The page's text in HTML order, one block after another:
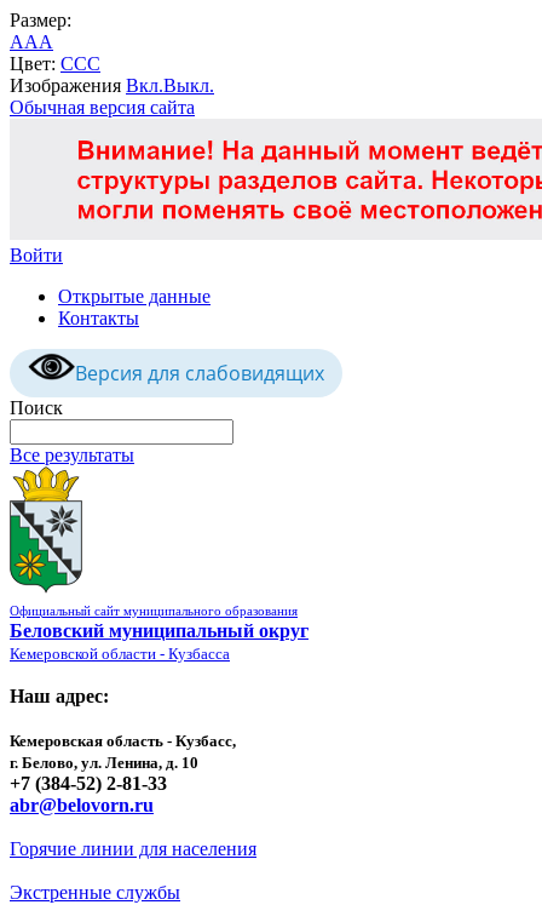
Размер:
AAA
Цвет: CCC
Изображения Вкл.Выкл.
Обычная версия сайта
Войти
Открытые данные
Контакты
Версия для слабовидящих
Поиск
Все результаты
Официальный сайт муниципального образования
Беловский муниципальный округ
Кемеровской области - Кузбасса
Наш адрес:
Кемеровская область - Кузбасс,
г. Белово, ул. Ленина, д. 10
+7 (384-52) 2-81-33
abr@belovorn.ru
Горячие линии для населения
Экстренные службы